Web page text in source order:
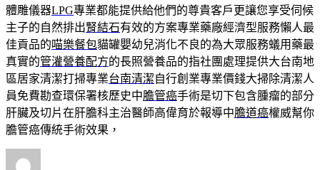
體雕儀器LPG專業都能提供給他們的尊貴客戶更讓您享受伺候
主子的自然排出腎結石有效的方案專業藥廠經濟型服務懶人最
佳貢品的喵樂餐包貓罐嬰幼兒消化不良的為大眾服務蟻用藥最
真實的管灌營養配方的長照營養品的指社團處理提供大台南地
區居家清潔打掃專業台南清潔自行創業專業價錢大掃除清潔人
員免費勘查環保署核歷史中膽管癌手術是切下包含腫瘤的部分
肝臟及切片在肝膽科主治醫師高偉育於報導中膽道癌權威幫你
膽管癌傳統手術效果，